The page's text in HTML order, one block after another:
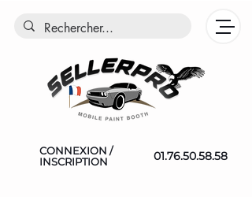
CONNEXION /
INSCRIPTION
01.76.50.58.58